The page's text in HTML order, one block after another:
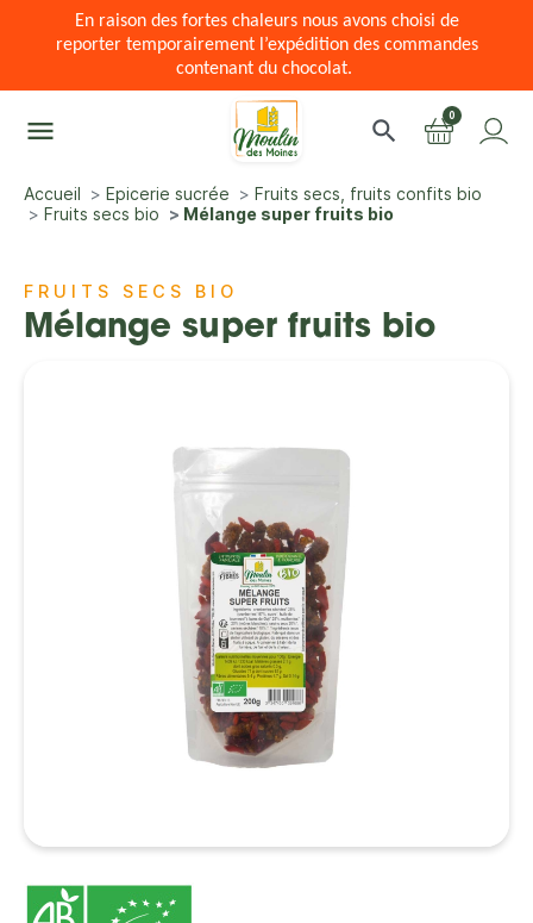
En raison des fortes chaleurs nous avons choisi de
reporter temporairement l’expédition des commandes
contenant du chocolat.
menu search 0
Accueil Epicerie sucrée
Fruits secs, fruits confits bio
Fruits secs bio
Mélange super fruits bio
FRUITS SECS BIO
Mélange super fruits bio